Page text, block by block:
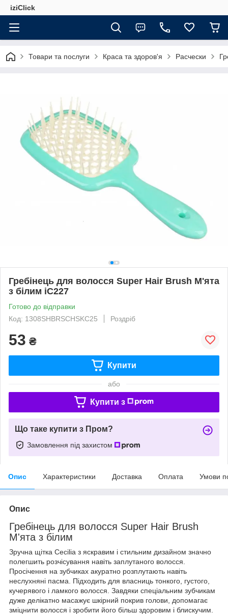
iziClick
Товари та послуги Краса та здоров'я Расчески
Гребінець для волосся Super Hair Brush М'ята
з білим iC227
Готово до відправки
Код: 1308SHBRSCHSKC25
Роздріб
53 ₴
Купити
або
Купити з
Що таке купити з Пром?
Замовлення під захистом
Опис Характеристики Доставка Оплата Умови
Опис
Гребінець для волосся Super Hair Brush
М'ята з білим
Зручна щітка Cecilia з яскравим і стильним дизайном значно
полегшить розчісування навіть заплутаного волосся.
Просічення на зубчиках акуратно розплутають навіть
неслухняні пасма. Підходить для власниць тонкого, густого,
кучерявого і ламкого волосся. Завдяки спеціальним зубчикам
дуже делікатно масажує шкірний покрив голови, допомагає
зміцнити волосся і зробити його більш здоровим і блискучим.